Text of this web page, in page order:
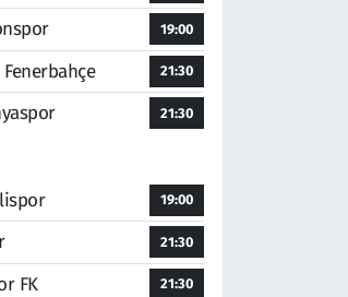
19:00
21:30
21:30
19:00
21:30
FK 21:30